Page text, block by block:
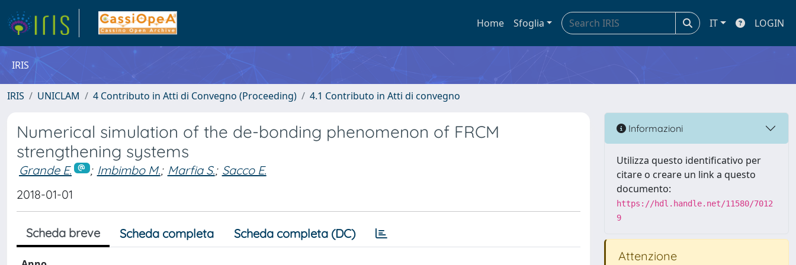
Home Sfoglia IT LOGIN
IRIS
IRIS UNICLAM 4 Contributo in Atti di Convegno (Proceeding) 4.1 Contributo in Atti di convegno
Numerical simulation of the de-bonding phenomenon of FRCM
strengthening systems
Grande E. ; Imbimbo M.; Marfia S.; Sacco E.
2018-01-01
Scheda breve Scheda completa Scheda completa (DC)
Informazioni
Utilizza questo identificativo per
citare o creare un link a questo
documento:
https://hdl.handle.net/11580/7012
9
Attenzione